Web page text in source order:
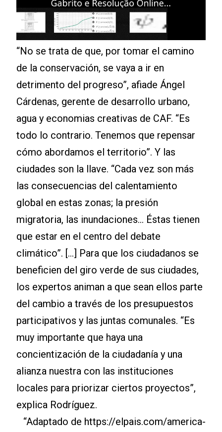
“No se trata de que, por tomar el camino
de la conservación, se vaya a ir en
detrimento del progreso”, afiade Ángel
Cárdenas, gerente de desarrollo urbano,
agua y economias creativas de CAF. “Es
todo lo contrario. Tenemos que repensar
cómo abordamos el territorio”. Y las
ciudades son la llave. “Cada vez son más
las consecuencias del calentamiento
global en estas zonas; la presión
migratoria, las inundaciones... Éstas tienen
que estar en el centro del debate
climático”. [...] Para que los ciudadanos se
beneficien del giro verde de sus ciudades,
los expertos animan a que sean ellos parte
del cambio a través de los presupuestos
participativos y las juntas comunales. “Es
muy importante que haya una
concientización de la ciudadanía y una
alianza nuestra con las instituciones
locales para priorizar ciertos proyectos”,
explica Rodríguez.
“Adaptado de https://elpais.com/america-